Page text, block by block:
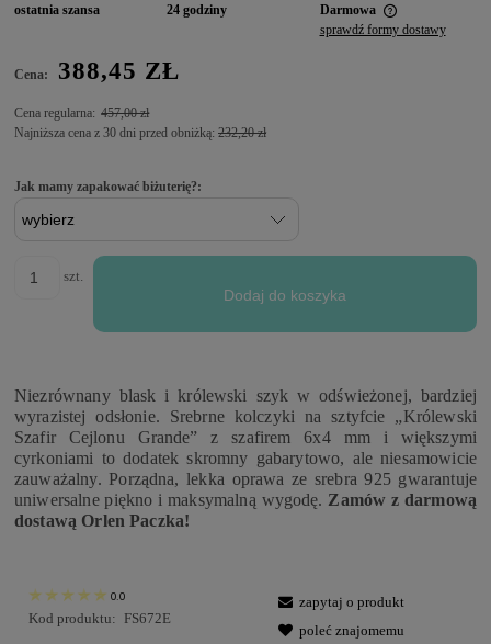
ostatnia szansa
24 godziny
Darmowa
sprawdź formy dostawy
Cena: 388,45 ZŁ
Cena regularna: 457,00 zł
Najniższa cena z 30 dni przed obniżką: 232,20 zł
Jak mamy zapakować biżuterię?:
szt.
Dodaj do koszyka
Niezrównany blask i królewski szyk w odświeżonej, bardziej
wyrazistej odsłonie. Srebrne kolczyki na sztyfcie „Królewski
Szafir Cejlonu Grande” z szafirem 6x4 mm i większymi
cyrkoniami to dodatek skromny gabarytowo, ale niesamowicie
zauważalny. Porządna, lekka oprawa ze srebra 925 gwarantuje
uniwersalne piękno i maksymalną wygodę. Zamów z darmową
dostawą Orlen Paczka!
0.0
Kod produktu: FS672E
zapytaj o produkt
poleć znajomemu